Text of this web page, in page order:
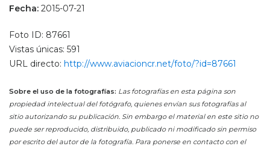
Fecha: 2015-07-21
Foto ID: 87661
Vistas únicas: 591
URL directo: http://www.aviacioncr.net/foto/?id=87661
Sobre el uso de la fotografías: Las fotografías en esta página son
propiedad intelectual del fotógrafo, quienes envían sus fotografías al
sitio autorizando su publicación. Sin embargo el material en este sitio no
puede ser reproducido, distribuido, publicado ni modificado sin permiso
por escrito del autor de la fotografía. Para ponerse en contacto con el